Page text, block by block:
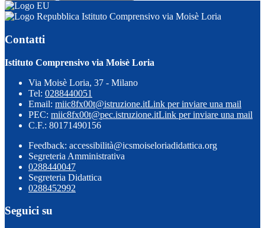
Istituto Comprensivo via Moisè Loria
Contatti
Istituto Comprensivo via Moisè Loria
Via Moisè Loria, 37 - Milano
Tel: 0288440051
Email: miic8fx00t@istruzione.itLink per inviare una mail
PEC: miic8fx00t@pec.istruzione.itLink per inviare una mail
C.F.: 80171490156
Feedback: accessibilità@icsmoiseloriadidattica.org
Segreteria Amministrativa
0288440047
Segreteria Didattica
0288452992
Seguici su